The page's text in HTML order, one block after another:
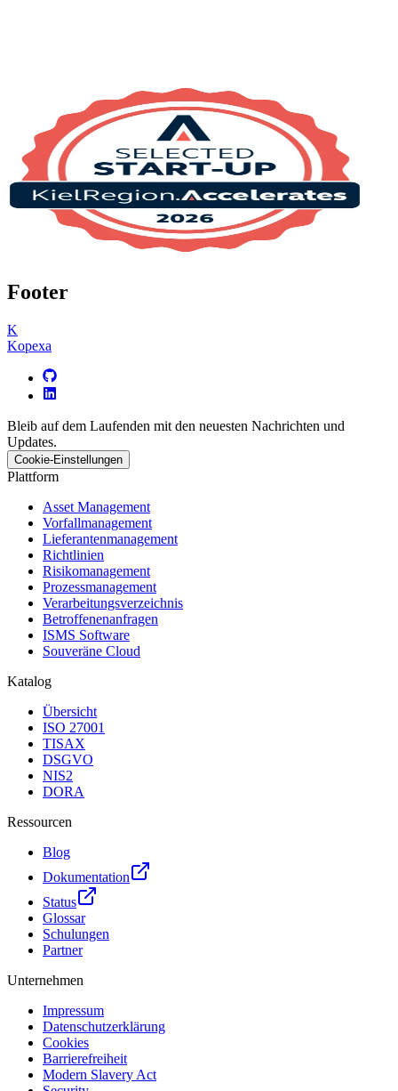
Footer
K
Kopexa
Bleib auf dem Laufenden mit den neuesten Nachrichten und
Updates.
Cookie-Einstellungen
Plattform
Asset Management
Vorfallmanagement
Lieferantenmanagement
Richtlinien
Risikomanagement
Prozessmanagement
Verarbeitungsverzeichnis
Betroffenenanfragen
ISMS Software
Souveräne Cloud
Katalog
Übersicht
ISO 27001
TISAX
DSGVO
NIS2
DORA
Ressourcen
Blog
Dokumentation
Status
Glossar
Schulungen
Partner
Unternehmen
Impressum
Datenschutzerklärung
Cookies
Barrierefreiheit
Modern Slavery Act